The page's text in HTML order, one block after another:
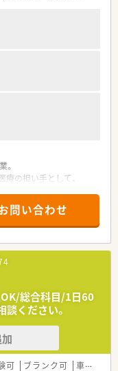
た福利厚生のもとで安心
、多彩なキャリアパス
与えられ、キャリアア
。
の担い手として、
問い合わせ
総合科目/1日60
ください。
可 ブランク可 車通勤可